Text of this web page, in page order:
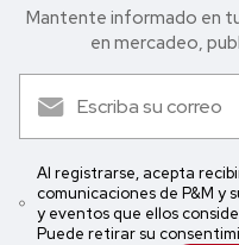
Mantente informado en
en mercadeo,
Al registrarse, acepta
comunicaciones de P&M y
y eventos que ellos
Puede retirar su